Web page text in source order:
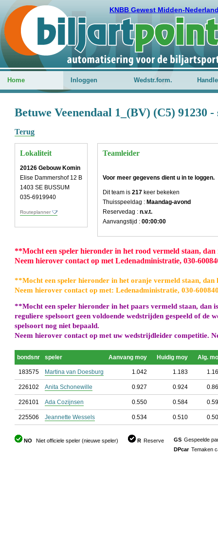
KNBB Gewest Midden-
Home Inloggen Wedstr.form.
Betuwe Veenendaal 1_(BV) (C5) 91230 -
Terug
Lokaliteit
20126 Gebouw Komin
Elise Dammershof 12 B
1403 SE BUSSUM
035-6919940
Routeplanner
Teamleider
Voor meer gegevens dient u in te loggen.
Dit team is 217 keer bekeken
Thuisspeeldag : Maandag-avond
Reservedag : n.v.t.
Aanvangstijd : 00:00:00
**Mocht een speler hieronder in het rood vermeld staan, dan
Neem hierover contact op met Ledenadministratie, 030-
**Mocht een speler hieronder in het oranje vermeld staan, dan
Neem hierover contact op met: Ledenadministratie, 030-
**Mocht een speler hieronder in het paars vermeld staan, dan
reguliere spelsoort geen voldoende wedstrijden gespeeld of
spelsoort nog niet bepaald.
Neem hierover contact op met uw wedstrijdleider competitie.
bondsnr speler Aanvang moy Huidig moy Alg.
183575 Martina van Doesburg 1.042 1.183
226102 Anita Schonewille 0.927 0.924
226101 Ada Cozijnsen 0.550 0.584
225506 Jeannette Wessels 0.534 0.510
NO Niet officiele speler (nieuwe speler) R Reserve GS Gespeelde
DPcar Temaken